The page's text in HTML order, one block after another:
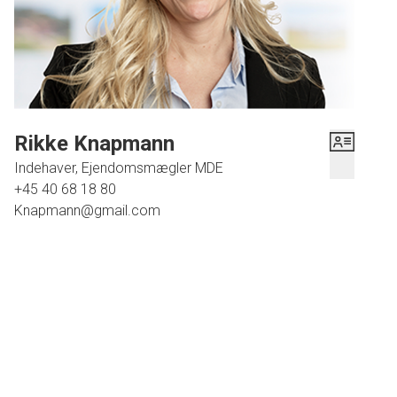
Rikke Knapmann
Indehaver, Ejendomsmægler MDE
+45 40 68 18 80
Knapmann@gmail.com